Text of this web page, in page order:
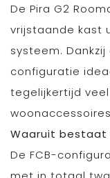
De Pira G2
vrijstaande kast
systeem.
configuratie
tegelijkertijd
Waaruit bestaat
De FCB-